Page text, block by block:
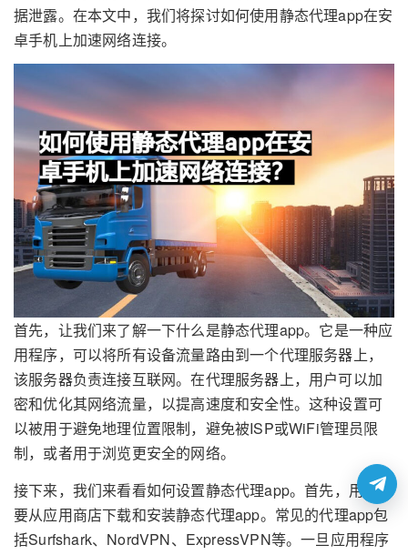
据泄露。在本文中，我们将探讨如何使用静态代理app在安
卓手机上加速网络连接。
首先，让我们来了解一下什么是静态代理app。它是一种应
用程序，可以将所有设备流量路由到一个代理服务器上，
该服务器负责连接互联网。在代理服务器上，用户可以加
密和优化其网络流量，以提高速度和安全性。这种设置可
以被用于避免地理位置限制，避免被ISP或WiFi管理员限
制，或者用于浏览更安全的网络。
接下来，我们来看看如何设置静态代理app。首先，用户需
要从应用商店下载和安装静态代理app。常见的代理app包
括Surfshark、NordVPN、ExpressVPN等。一旦应用程序